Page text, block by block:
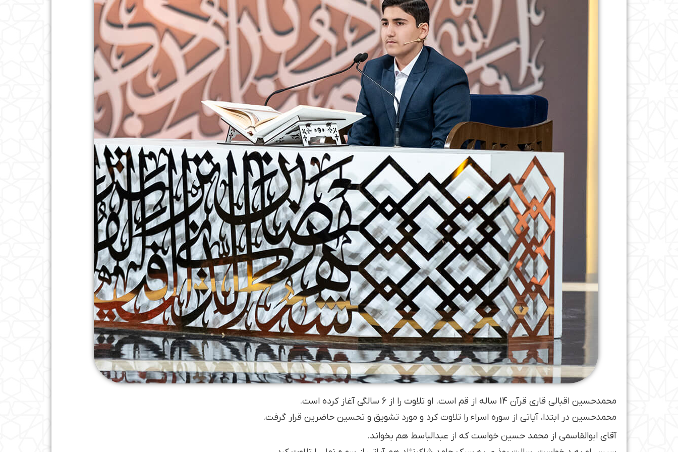
محمدحسین اقبالی قاری قرآن 14 ساله از قم است. او تلاوت را از 6 سالگی آغاز کرده است.
محمدحسین در ابتدا، آیاتی از سوره اسراء را تلاوت کرد و مورد تشویق و تحسین حاضرین قرار گرفت.
آقای ابوالقاسمی از محمد حسین خواست که از عبدالباسط هم بخواند.